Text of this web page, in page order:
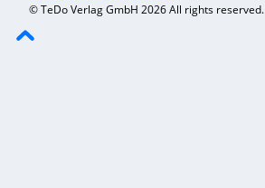
© TeDo Verlag GmbH 2026 All rights reserved.